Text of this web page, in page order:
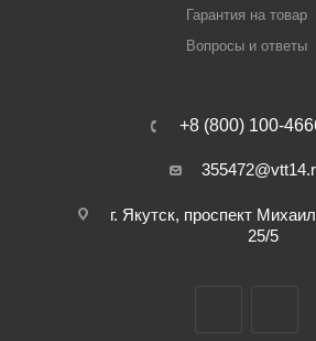
Гарантия на товар
Вопросы и ответы
+8 (800) 100-
г. Якутск, проспект
25/5